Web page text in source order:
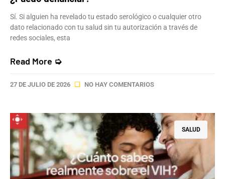
Sí. Si alguien ha revelado tu estado serológico o cualquier otro
dato relacionado con tu salud sin tu autorización a través de
redes sociales, esta
Read More ➭
27 DE JULIO DE 2026 NO HAY COMENTARIOS
SALUD